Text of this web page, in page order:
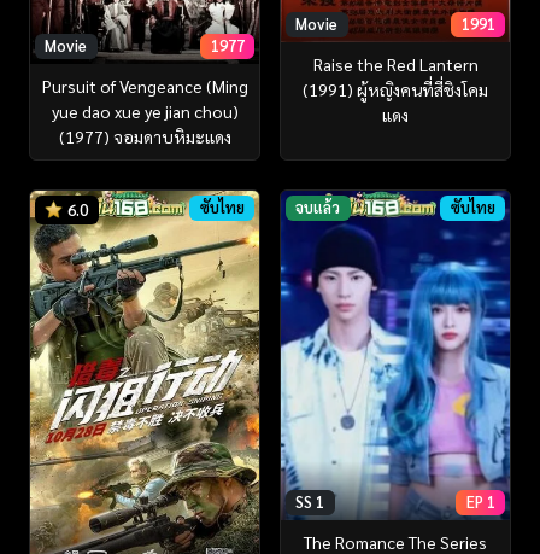
Movie 1977
Pursuit of Vengeance (Ming
yue dao xue ye jian chou)
(1977) จอมดาบหิมะแดง
Movie 1991
Raise the Red Lantern
(1991) ผู้หญิงคนที่สี่ชิงโคม
แดง
6.0 ซับไทย จบแล้ว ซับไทย
SS 1 EP 1
The Romance The Series